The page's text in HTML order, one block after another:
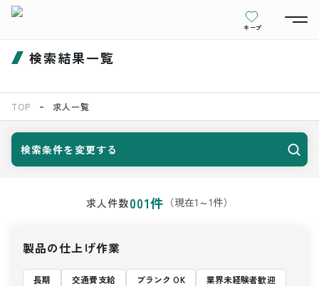
キープ
検索結果一覧
TOP 求人一覧
検索条件を変更する
求人件数001件 （現在1 ～1件）
製品の仕上げ作業
長期 交通費支給 ブランク OK
業界未経験者歓迎